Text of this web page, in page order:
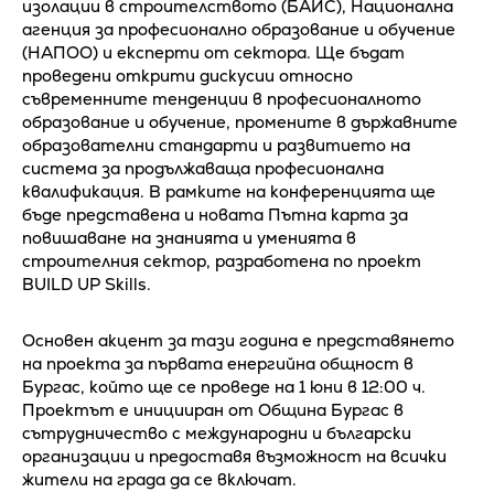
изолации в строителството (БАИС), Национална
агенция за професионално образование и обучение
(НАПОО) и експерти от сектора. Ще бъдат
проведени открити дискусии относно
съвременните тенденции в професионалното
образование и обучение, промените в държавните
образователни стандарти и развитието на
система за продължаваща професионална
квалификация. В рамките на конференцията ще
бъде представена и новата Пътна карта за
повишаване на знанията и уменията в
строителния сектор, разработена по проект
BUILD UP Skills.
Основен акцент за тази година е представянето
на проекта за първата енергийна общност в
Бургас, който ще се проведе на 1 юни в 12:00 ч.
Проектът е иницииран от Община Бургас в
сътрудничество с международни и български
организации и предоставя възможност на всички
жители на града да се включат.